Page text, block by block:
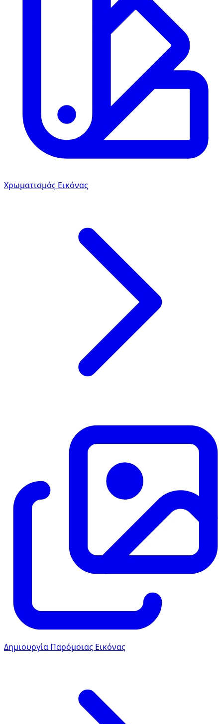
Χρωματισμός Εικόνας
Δημιουργία Παρόμοιας Εικόνας